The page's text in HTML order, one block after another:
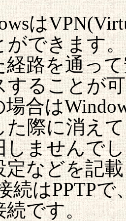
は
ができます
経路を通っ
することが
合は
た際に消え
しませんで
定などを記
続はPPTP
続です。